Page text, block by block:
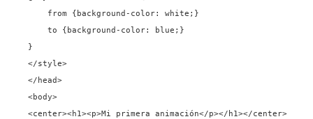
from { background-color: white ;}
to { background-color: blue ;}
}
</style>
</head>
<body>
<center><h1><p>Mi primera animación</p></h1></center>